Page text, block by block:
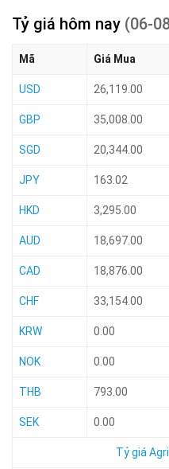
Tỷ giá hôm nay (06-
Mã Giá Mua
USD 26,119.00
GBP 35,008.00
SGD 20,344.00
JPY 163.02
HKD 3,295.00
AUD 18,697.00
CAD 18,876.00
CHF 33,154.00
KRW 0.00
NOK 0.00
THB 793.00
SEK 0.00
Tỷ giá